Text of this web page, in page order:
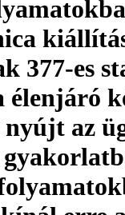
377-es
élenjáró
nyújt az